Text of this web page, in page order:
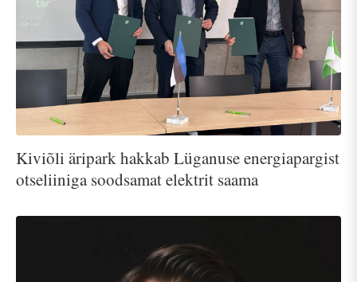
Kiviõli äripark hakkab Lüganuse energiapargist
otseliiniga soodsamat elektrit saama